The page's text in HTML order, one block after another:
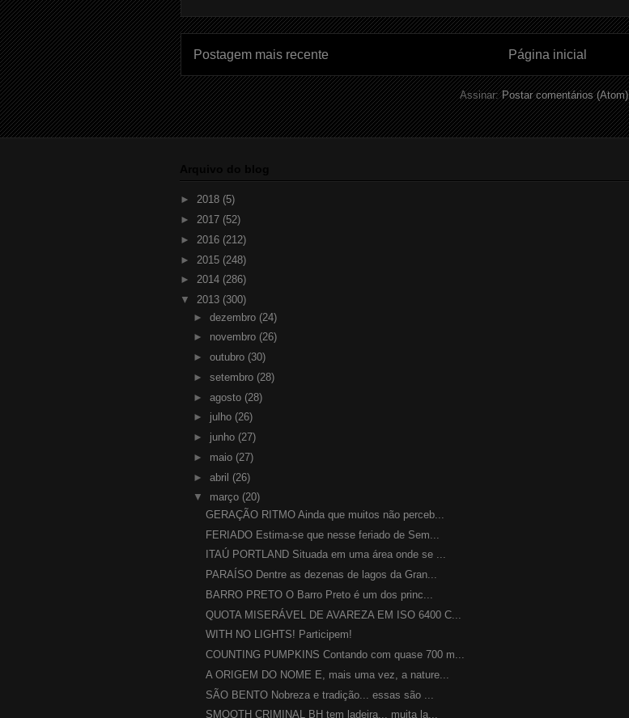
Postagem mais recente Página inicial
Assinar:Postar comentários (Atom)
► 2018 (5)
► 2017 (52)
► 2016 (212)
► 2015 (248)
► 2014 (286)
▼ 2013 (300)
► dezembro (24)
► novembro (26)
► outubro (30)
► setembro (28)
► agosto (28)
► julho (26)
► junho (27)
► maio (27)
► abril (26)
▼ março (20)
GERAÇÃO RITMO Ainda que muitos não perceb...
FERIADO Estima-se que nesse feriado de Sem...
ITAÚ PORTLAND Situada em uma área onde se ...
PARAÍSO Dentre as dezenas de lagos da Gran...
BARRO PRETO O Barro Preto é um dos princ...
QUOTA MISERÁVEL DE AVAREZA EM ISO 6400 C...
WITH NO LIGHTS! Participem!
COUNTING PUMPKINS Contando com quase 700 m...
A ORIGEM DO NOME E, mais uma vez, a nature...
SÃO BENTO Nobreza e tradição... essas são ...
SMOOTH CRIMINAL BH tem ladeira... muita la...